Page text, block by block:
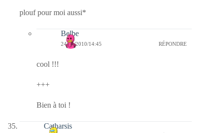
plouf pour moi aussi*
Belbe
24/10/2010/14:45 RÉPONDRE
cool !!!
+++
Bien à toi !
Catharsis